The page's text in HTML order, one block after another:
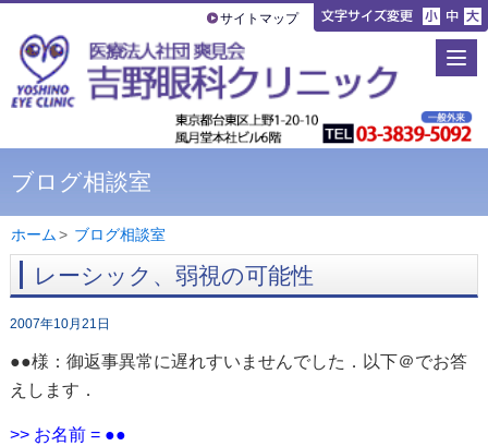
サイトマップ
ブログ相談室
ホーム > ブログ相談室
レーシック、弱視の可能性
2007年10月21日
●●様：御返事異常に遅れすいませんでした．以下＠でお答
えします．
>> お名前 = ●●